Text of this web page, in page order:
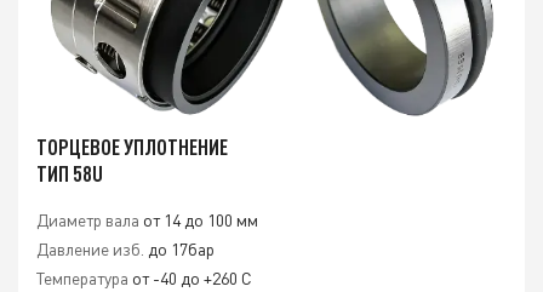
ТОРЦЕВОЕ УПЛОТНЕНИЕ
ТИП 58U
Диаметр вала от 14 до 100 мм
Давление изб. до 17бар
Температура от -40 до +260 С